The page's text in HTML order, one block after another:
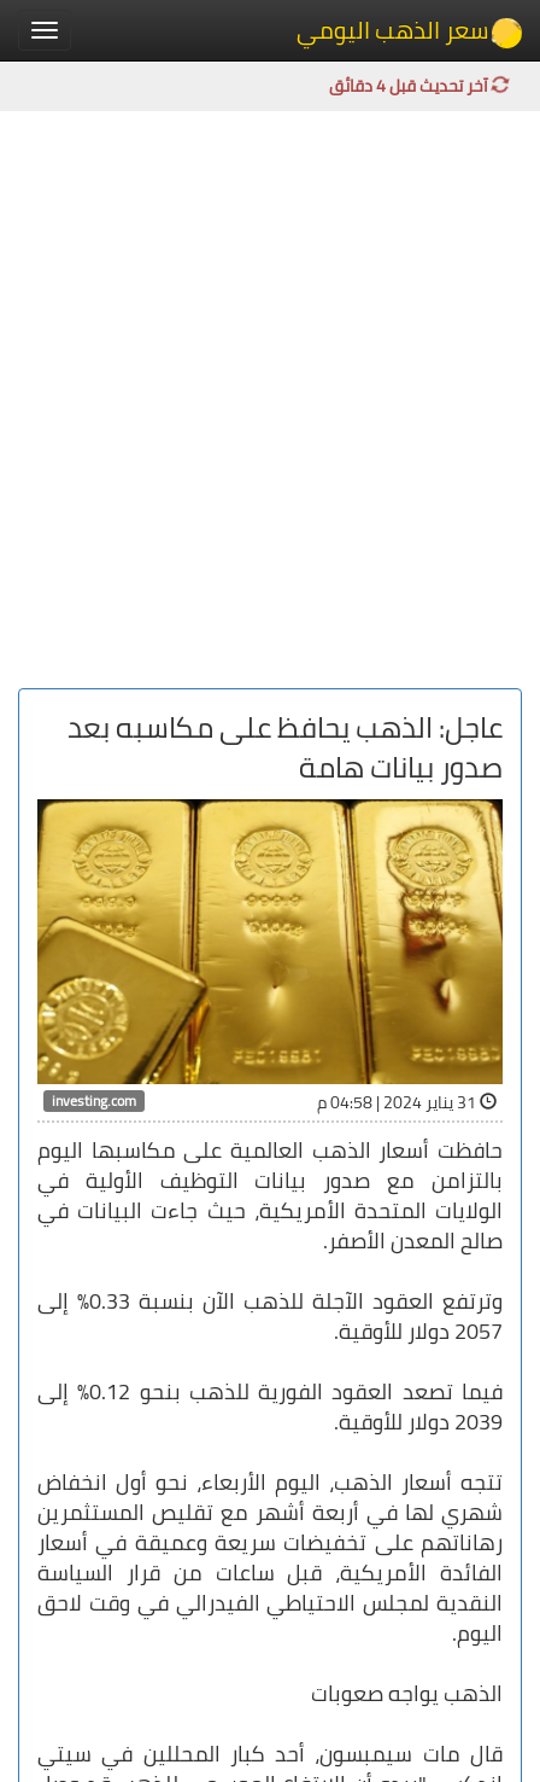
Toggle سعر الذهب اليومي
آخر تحديث قبل 4 دقائق
عاجل: الذهب يحافظ على مكاسبه بعد
صدور بيانات هامة
investing.com
حافظت أسعار الذهب العالمية على مكاسبها اليوم
بالتزامن مع صدور بيانات التوظيف الأولية في
الولايات المتحدة الأمريكية، حيث جاءت البيانات في
صالح المعدن الأصفر.
وترتفع العقود الآجلة للذهب الآن بنسبة 0.33% إلى
2057 دولار للأوقية.
فيما تصعد العقود الفورية للذهب بنحو 0.12% إلى
2039 دولار للأوقية.
تتجه أسعار الذهب، اليوم الأربعاء، نحو أول انخفاض
شهري لها في أربعة أشهر مع تقليص المستثمرين
رهاناتهم على تخفيضات سريعة وعميقة في أسعار
الفائدة الأمريكية، قبل ساعات من قرار السياسة
النقدية لمجلس الاحتياطي الفيدرالي في وقت لاحق
اليوم.
الذهب يواجه صعوبات
قال مات سيمبسون، أحد كبار المحللين في سيتي